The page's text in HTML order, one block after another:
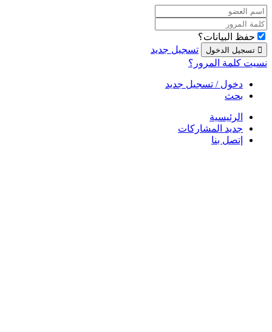
حفظ البيانات؟
تسجيل جديد
نسيت كلمة المرور؟
دخول / تسجيل جديد
بحث
الرئيسية
جديد المشاركات
إتصل بنا